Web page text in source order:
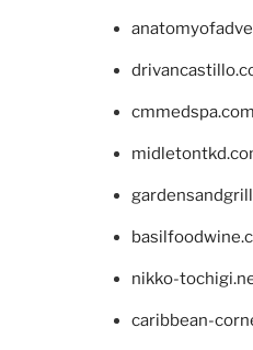
cmmedspa.com
nikko-
caribbean-